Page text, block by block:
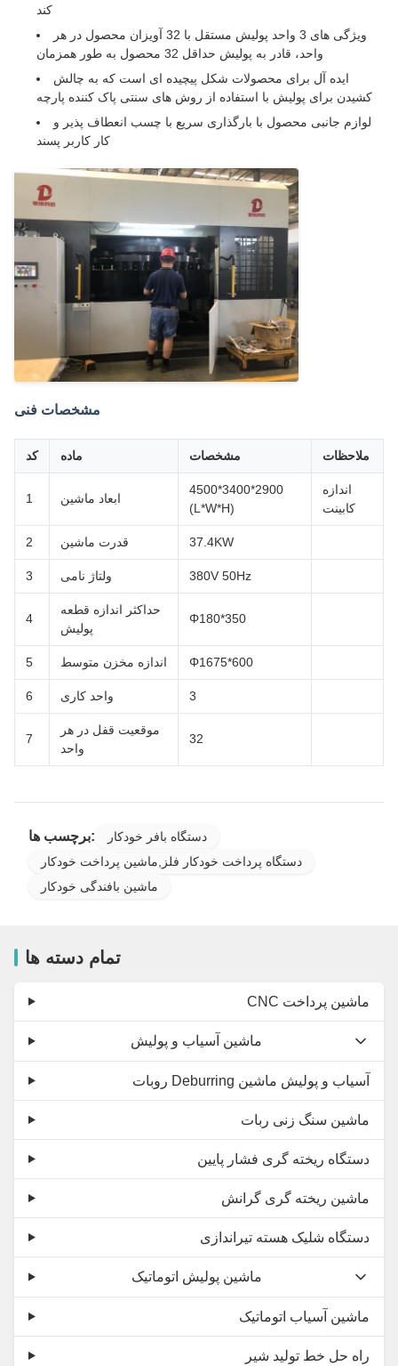
کند
ویژگی های 3 واحد پولیش مستقل با 32 آویزان محصول در هر
واحد، قادر به پولیش حداقل 32 محصول به طور همزمان
ایده آل برای محصولات شکل پیچیده ای است که به چالش
کشیدن برای پولیش با استفاده از روش های سنتی پاک کننده پارچه
لوازم جانبی محصول با بارگذاری سریع با چسب انعطاف پذیر و
کار کاربر پسند
مشخصات فنی
کد ماده مشخصات ملاحظات
1 ابعاد ماشین
4500*3400*2900
(L*W*H)
اندازه
کابینت
2 قدرت ماشین 37.4KW
3 ولتاژ نامی 380V 50Hz
4
حداکثر اندازه قطعه
پولیش
Φ180*350
5 اندازه مخزن متوسط Φ1675*600
6 واحد کاری 3
7
موقعیت قفل در هر
واحد
32
برچسب ها:
دستگاه بافر خودکار
دستگاه پرداخت خودکار فلز,ماشین پرداخت خودکار
ماشین بافندگی خودکار
تمام دسته ها
CNC ماشین پرداخت
ماشین آسیاب و پولیش
روبات Deburring آسیاب و پولیش ماشین
ماشین سنگ زنی ربات
دستگاه ریخته گری فشار پایین
ماشین ریخته گری گرانش
دستگاه شلیک هسته تیراندازی
ماشین پولیش اتوماتیک
ماشین آسیاب اتوماتیک
راه حل خط تولید شیر